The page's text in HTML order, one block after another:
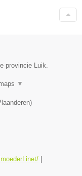
provincie Luik.
▼
)